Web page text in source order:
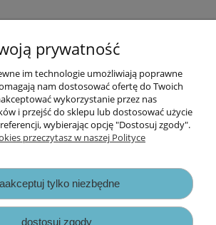
Informacje
Opłaty i koszty dostawy
Zapisy prawne
prywatność
im technologie umożliwiają poprawne
nam dostosować ofertę do Twoich
wykorzystanie przez nas
i przejść do sklepu lub dostosować użycie
wybierając opcję "Dostosuj zgody".
przeczytasz w naszej Polityce
tylko niezbędne
dostosuj zgody